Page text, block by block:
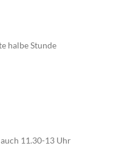
halbe Stunde
11.30-13 Uhr